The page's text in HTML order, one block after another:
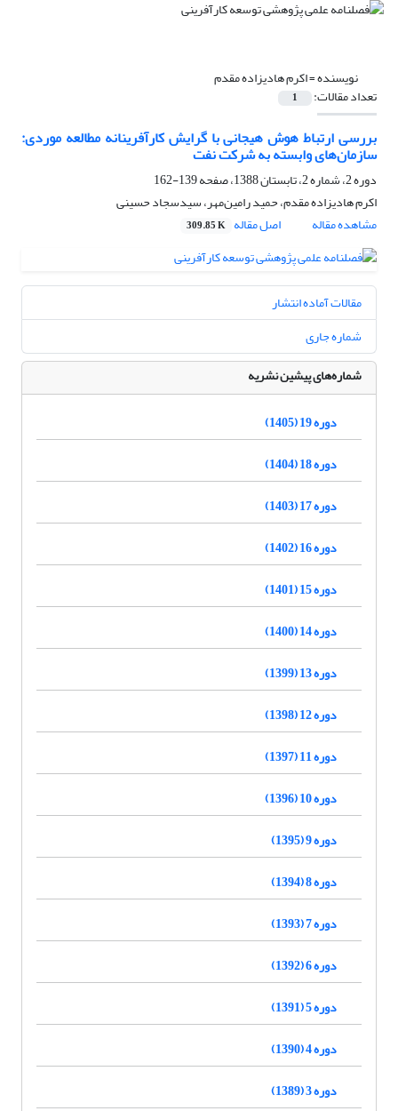
نویسنده =اکرم هادیزاده مقدم
تعداد مقالات: 1
بررسی ارتباط هوش هیجانی با گرایش کارآفرینانه مطالعه موردی:
سازمان‌های وابسته به شرکت نفت
دوره 2، شماره 2، تابستان 1388، صفحه
139-162
اکرم هادیزاده مقدم، حمید رامین‌مهر، سیدسجاد حسینی
مشاهده مقاله
اصل مقاله 309.85 K
مقالات آماده انتشار
شماره جاری
شماره‌های پیشین نشریه
دوره 19 (1405)
دوره 18 (1404)
دوره 17 (1403)
دوره 16 (1402)
دوره 15 (1401)
دوره 14 (1400)
دوره 13 (1399)
دوره 12 (1398)
دوره 11 (1397)
دوره 10 (1396)
دوره 9 (1395)
دوره 8 (1394)
دوره 7 (1393)
دوره 6 (1392)
دوره 5 (1391)
دوره 4 (1390)
دوره 3 (1389)